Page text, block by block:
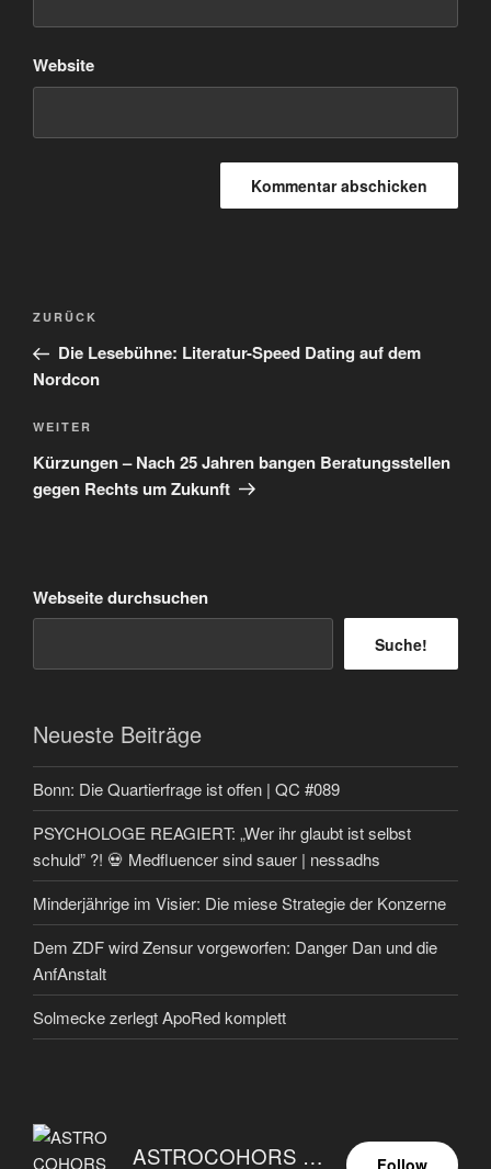
Website
Beitragsnavigation
Vorheriger
Beitrag
ZURÜCK
Die Lesebühne: Literatur-Speed Dating auf dem
Nordcon
Nächster
Beitrag
WEITER
Kürzungen – Nach 25 Jahren bangen Beratungsstellen
gegen Rechts um Zukunft
Webseite durchsuchen
Suche!
Neueste Beiträge
Bonn: Die Quartierfrage ist offen | QC #089
PSYCHOLOGE REAGIERT: „Wer ihr glaubt ist selbst
schuld” ?! 💀 Medfluencer sind sauer | nessadhs
Minderjährige im Visier: Die miese Strategie der Konzerne
Dem ZDF wird Zensur vorgeworfen: Danger Dan und die
AnfAnstalt
Solmecke zerlegt ApoRed komplett
ASTROCOHORS EUNOIA ULTIMA